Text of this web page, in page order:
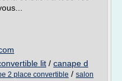
lit / canape d
2 place convertible / salon